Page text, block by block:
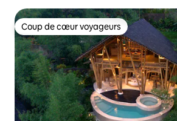
Coup de cœur voyageurs
Coup de cœur voyageurs